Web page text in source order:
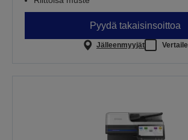
Pyydä takaisinsoittoa
Jälleenmyyjät Vertaile